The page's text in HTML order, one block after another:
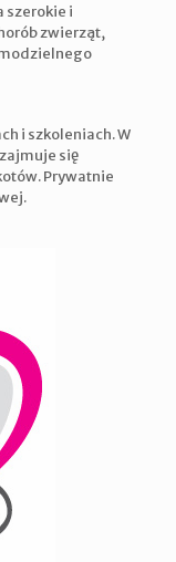
szerokie i
zwierząt,
i szkoleniach. W
się
Prywatnie